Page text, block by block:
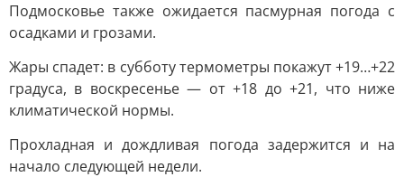
Подмосковье также ожидается пасмурная погода с
осадками и грозами.
Жары спадет: в субботу термометры покажут +19…+22
градуса, в воскресенье — от +18 до +21, что ниже
климатической нормы.
Прохладная и дождливая погода задержится и на
начало следующей недели.